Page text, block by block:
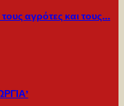
αγρότες και τους…